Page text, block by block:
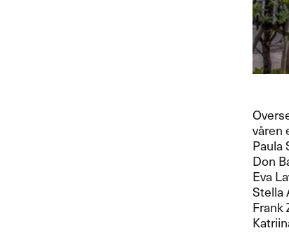
våren
Paula
Don
Eva
Stella
Frank